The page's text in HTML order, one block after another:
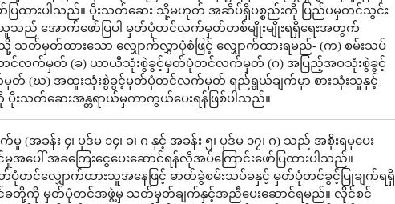
ာ်ပြထားပါသည်။ ပိုးသတ်ဆေး သို့မဟုတ် အဆိပ်ရှိပစ္စည်းကို ပြည်ပမှတင်သွင်း
သူသည် အောက်ဖော်ပြပါ မှတ်ပုံတင်လက်မှတ်တစ်မျိုးမျိုးရရှိရေးအတွက်
တ်မှတ်ထားသော လျှောက်လွှာပုံစံဖြင့် လျှောက်ထားရမည်- (က) စမ်းသပ်
င်လက်မှတ် (ခ) ယာယီသုံးစွဲခွင့်မှတ်ပုံတင်လက်မှတ် (ဂ) အပြည့်အဝသုံးစွဲခွင့်
(ဃ) အထူးသုံးစွဲခွင့်မှတ်ပုံတင်လက်မှတ် ရည်ရွယ်ချက်မှာ စားသုံးသူနှင့်
ပိုးသတ်ဆေးအန္တရာယ်မှကာကွယ်ပေးရန်ဖြစ်ပါသည်။
(အခန်း ၄၊ ပုဒ်မ ၁၄၊ ခ၊ ဂ နှင့် အခန်း ၅၊ ပုဒ်မ ၁၇၊ ဂ) သည် အစိုးရမှပေး
အပေါ် အခကြေးငွေပေးဆောင်ရန်လိုအပ်ကြောင်းဖော်ပြထားပါသည်။
တင်လျှောက်ထားသူအနေဖြင့် ဓာတ်ခွဲစမ်းသပ်ခနှင့် မှတ်ပုံတင်ခွင့်ပြုချက်ရရှိ
ခတို့ကို မှတ်ပုံတင်အဖွဲ့မှ သတ်မှတ်ချက်နှင့်အညီပေးဆောင်ရမည်။ လိုင်စင်